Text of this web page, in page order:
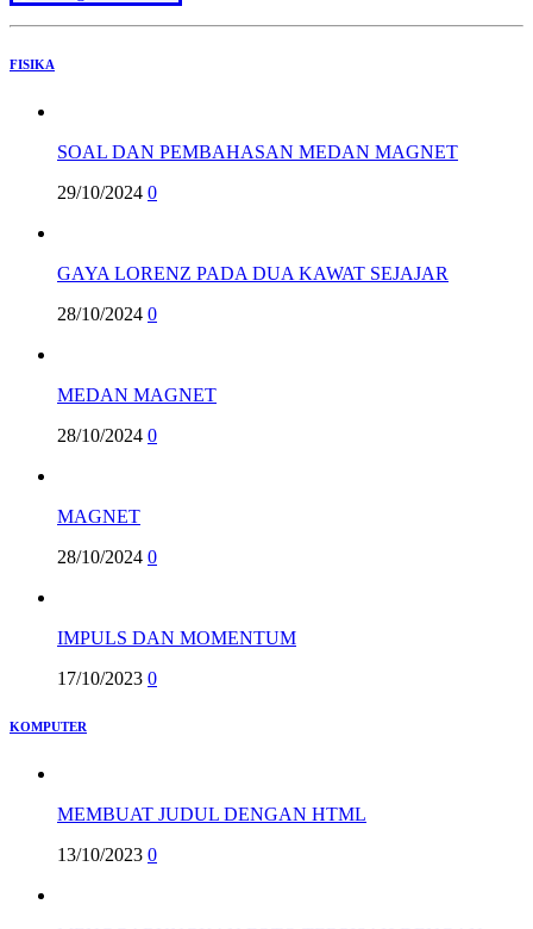
FISIKA
SOAL DAN PEMBAHASAN MEDAN MAGNET
29/10/2024 0
GAYA LORENZ PADA DUA KAWAT SEJAJAR
28/10/2024 0
MEDAN MAGNET
28/10/2024 0
MAGNET
28/10/2024 0
IMPULS DAN MOMENTUM
17/10/2023 0
KOMPUTER
MEMBUAT JUDUL DENGAN HTML
13/10/2023 0